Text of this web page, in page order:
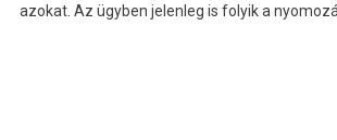
azokat. Az ügyben jelenleg is folyik a